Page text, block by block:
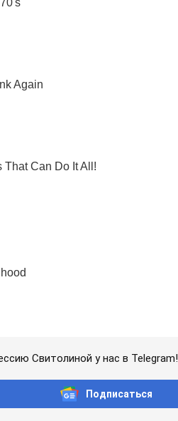
Свитолиной у нас в Telegram!
Подписаться